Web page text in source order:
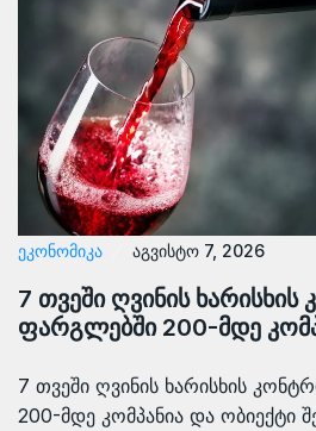
ᲔᲙᲝᲜᲝᲛᲘᲙᲐ აგვისტო 7, 2026
7 თვეში ღვინის
ფარგლებში 200-მდე
7 თვეში ღვინის ხარისხის
200-მდე კომპანია და ობიექტი